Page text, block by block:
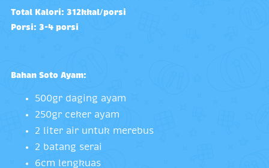
Total Kalori: 312kkal/porsi
Porsi: 3-4 porsi
Bahan Soto Ayam:
500gr daging ayam
250gr ceker ayam
2 liter air untuk merebus
2 batang serai
6cm lengkuas